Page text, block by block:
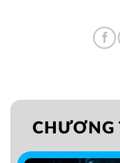
CHƯƠNG